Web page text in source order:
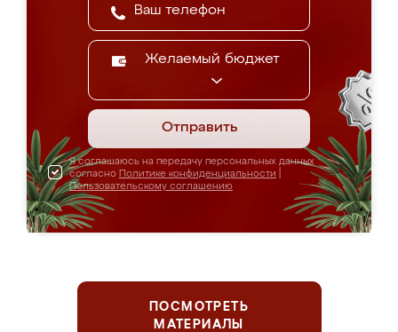
Желаемый бюджет
Отправить
Я соглашаюсь на передачу персональных данных
согласно Политике конфиденциальности
Пользовательскому соглашению
ПОСМОТРЕТЬ
МАТЕРИАЛЫ